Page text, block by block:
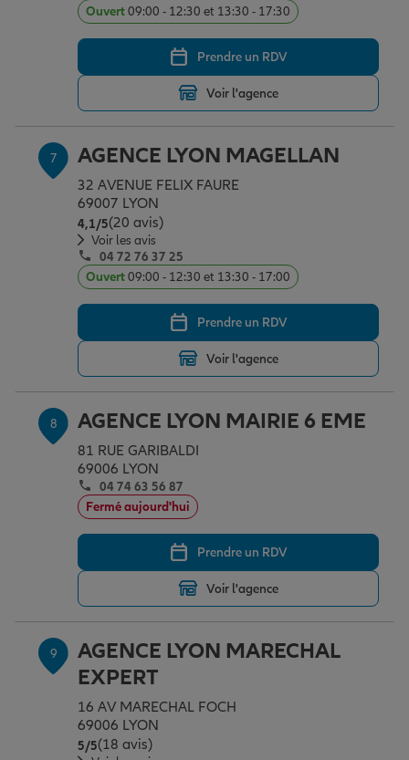
Ouvert09:00 - 12:30 et 13:30 - 17:30
Prendre un RDV
Voir l'agence
7 AGENCE LYON MAGELLAN
32 AVENUE FELIX FAURE
69007 LYON
4,1/5Note de 4.1 sur 5
(20 avis)
Voir les avis
04 72 76 37 25
Ouvert09:00 - 12:30 et 13:30 - 17:00
Prendre un RDV
Voir l'agence
8 AGENCE LYON MAIRIE 6 EME
81 RUE GARIBALDI
69006 LYON
04 74 63 56 87
Fermé aujourd'hui
Prendre un RDV
Voir l'agence
9
AGENCE LYON MARECHAL
EXPERT
16 AV MARECHAL FOCH
69006 LYON
5/5Note de 5 sur 5
(18 avis)